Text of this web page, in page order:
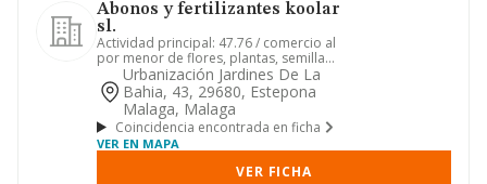
Abonos y fertilizantes koolar
sl.
Actividad principal: 47.76 / comercio al
por menor de flores, plantas, semillas,
fertilizantes, ani...
Urbanización Jardines De La
Bahia, 43, 29680, Estepona
Malaga, Malaga
Coincidencia encontrada en ficha
VER EN MAPA
VER FICHA